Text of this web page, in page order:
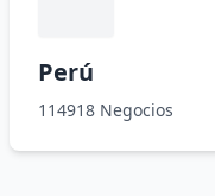
Perú
114918 Negocios